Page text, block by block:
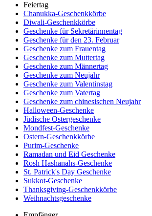
Feiertag
Chanukka-Geschenkkörbe
Diwali-Geschenkkörbe
Geschenke für Sekretärinnentag
Geschenke für den 23. Februar
Geschenke zum Frauentag
Geschenke zum Muttertag
Geschenke zum Männertag
Geschenke zum Neujahr
Geschenke zum Valentinstag
Geschenke zum Vatertag
Geschenke zum chinesischen Neujahr
Halloween-Geschenke
Jüdische Ostergeschenke
Mondfest-Geschenke
Ostern-Geschenkkörbe
Purim-Geschenke
Ramadan und Eid Geschenke
Rosh Hashanahs-Geschenke
St. Patrick's Day Geschenke
Sukkot-Geschenke
Thanksgiving-Geschenkkörbe
Weihnachtsgeschenke